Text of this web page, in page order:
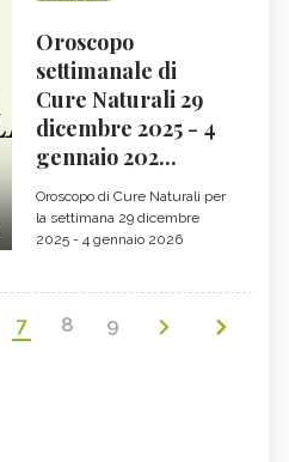
Oroscopo
settimanale di
Cure Naturali 29
dicembre 2025 - 4
gennaio 202...
Oroscopo di Cure Naturali per
la settimana 29 dicembre
2025 - 4 gennaio 2026
7 8 9